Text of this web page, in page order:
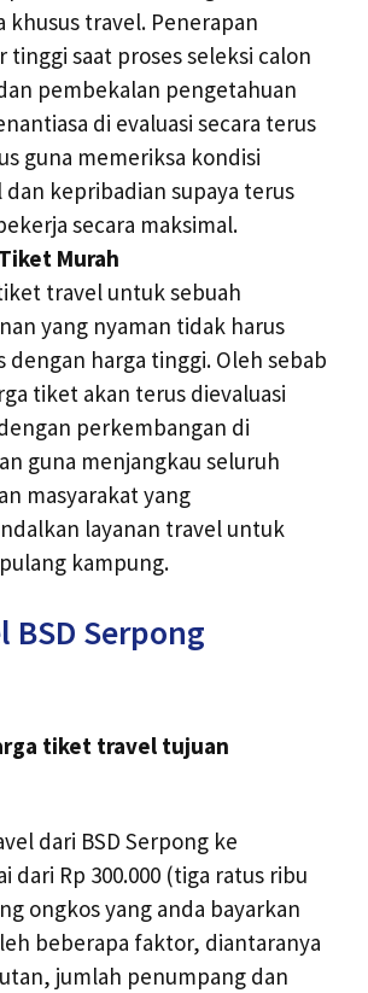
khusus travel. Penerapan
tinggi saat proses seleksi calon
pembekalan pengetahuan
di evaluasi secara terus
guna memeriksa kondisi
dan kepribadian supaya terus
secara maksimal.
Murah
travel untuk sebuah
yang nyaman tidak harus
dengan harga tinggi. Oleh sebab
tiket akan terus dievaluasi
perkembangan di
guna menjangkau seluruh
masyarakat yang
layanan travel untuk
kampung.
BSD Serpong
tiket travel tujuan
dari BSD Serpong ke
dari Rp 300.000 (tiga ratus ribu
ongkos yang anda bayarkan
beberapa faktor, diantaranya
jumlah penumpang dan